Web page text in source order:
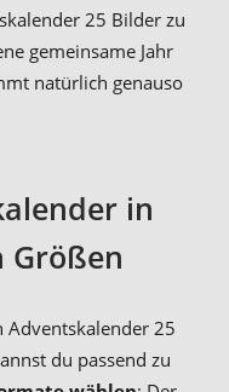
25 Bilder zu
gemeinsame Jahr
natürlich genauso
in
Größen
25
du passend zu